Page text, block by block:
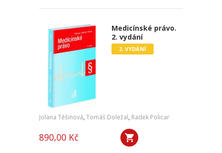
Medicínské právo.
2. vydání
2. VYDÁNÍ
Jolana Těšinová, Tomáš Doležal, Radek Policar
890,00 Kč